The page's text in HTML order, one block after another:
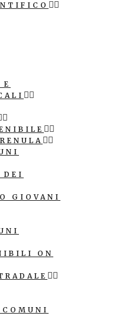
DEI
GIOVANI
ON